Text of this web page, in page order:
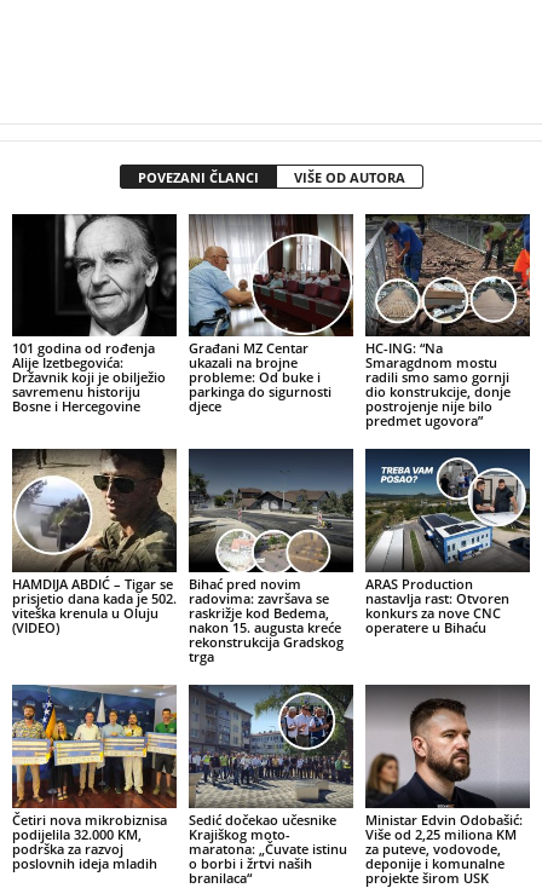
POVEZANI ČLANCI VIŠE OD AUTORA
101 godina od rođenja
Alije Izetbegovića:
Državnik koji je obilježio
savremenu historiju
Bosne i Hercegovine
Građani MZ Centar
ukazali na brojne
probleme: Od buke i
parkinga do sigurnosti
djece
HC-ING: “Na
Smaragdnom mostu
radili smo samo gornji
dio konstrukcije, donje
postrojenje nije bilo
predmet ugovora”
HAMDIJA ABDIĆ – Tigar se
prisjetio dana kada je 502.
viteška krenula u Oluju
(VIDEO)
Bihać pred novim
radovima: završava se
raskrižje kod Bedema,
nakon 15. augusta kreće
rekonstrukcija Gradskog
trga
ARAS Production
nastavlja rast: Otvoren
konkurs za nove CNC
operatere u Bihaću
Četiri nova mikrobiznisa
podijelila 32.000 KM,
podrška za razvoj
poslovnih ideja mladih
Sedić dočekao učesnike
Krajiškog moto-
maratona: „Čuvate istinu
o borbi i žrtvi naših
branilaca“
Ministar Edvin Odobašić:
Više od 2,25 miliona KM
za puteve, vodovode,
deponije i komunalne
projekte širom USK